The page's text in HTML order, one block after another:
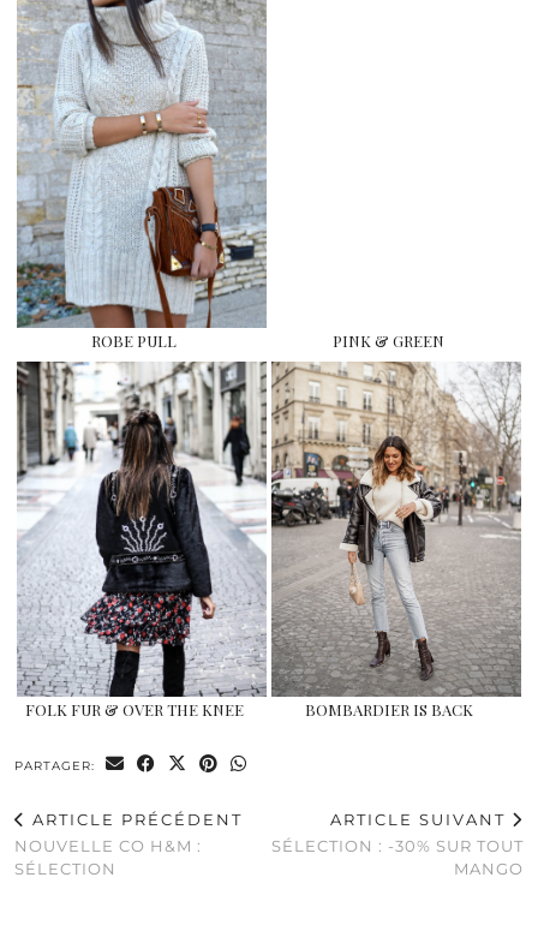
ROBE PULL PINK & GREEN
FOLK FUR & OVER THE KNEE BOMBARDIER IS BACK
PARTAGER:
ARTICLE PRÉCÉDENT
NOUVELLE CO H&M :
SÉLECTION
ARTICLE SUIVANT
SÉLECTION : -30% SUR TOUT
MANGO